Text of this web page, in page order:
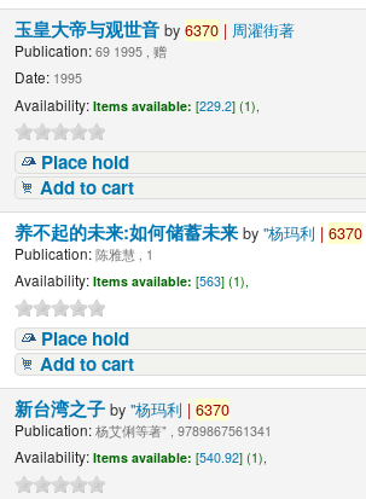
玉皇大帝与观世音by6370 | 周濯街著
Publication: 69 1995 , 赠
Date: 1995
Availability: Items available: [229.2] (1),
Place hold
Add to cart
养不起的未来:如何储蓄未来by"杨玛利 | 6370
Publication: 陈雅慧 , 1
Availability: Items available: [563] (1),
Place hold
Add to cart
新台湾之子by"杨玛利 | 6370
Publication: 杨艾俐等著" , 9789867561341
Availability: Items available: [540.92] (1),